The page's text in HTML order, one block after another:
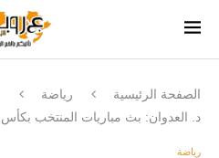
الصفحة الرئيسية
رياضة
د. العدوان: بث مباريات المنتخب
رياضة